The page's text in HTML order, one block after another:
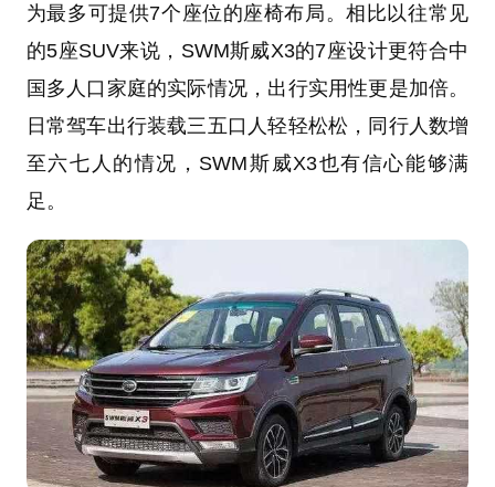
为最多可提供7个座位的座椅布局。相比以往常见
的5座SUV来说，SWM斯威X3的7座设计更符合中
国多人口家庭的实际情况，出行实用性更是加倍。
日常驾车出行装载三五口人轻轻松松，同行人数增
至六七人的情况，SWM斯威X3也有信心能够满
足。